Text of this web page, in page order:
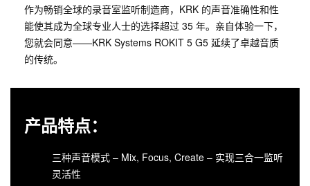
作为畅销全球的录音室监听制造商，KRK 的声音准确性和性
能使其成为全球专业人士的选择超过 35 年。亲自体验一下，
您就会同意——KRK Systems ROKIT 5 G5 延续了卓越音质
的传统。
产品特点：
三种声音模式 – Mix, Focus, Create – 实现三合一监听
灵活性